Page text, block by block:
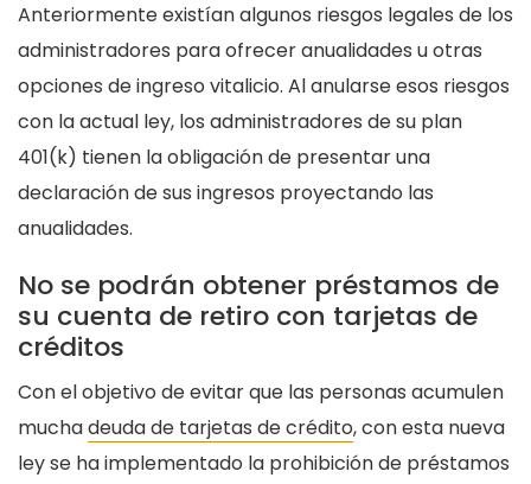
Anteriormente existían algunos riesgos legales de los
administradores para ofrecer anualidades u otras
opciones de ingreso vitalicio. Al anularse esos riesgos
con la actual ley, los administradores de su plan
401(k) tienen la obligación de presentar una
declaración de sus ingresos proyectando las
anualidades.
No se podrán obtener préstamos de
su cuenta de retiro con tarjetas de
créditos
Con el objetivo de evitar que las personas acumulen
muchadeuda de tarjetas de crédito, con esta nueva
ley se ha implementado la prohibición de préstamos